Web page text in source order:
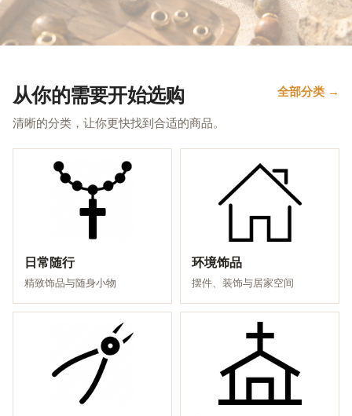
从你的需要开始选购
清晰的分类，让你更快找到合适的商品。
全部分类 →
日常随行
精致饰品与随身小物
环境饰品
摆件、装饰与居家空间